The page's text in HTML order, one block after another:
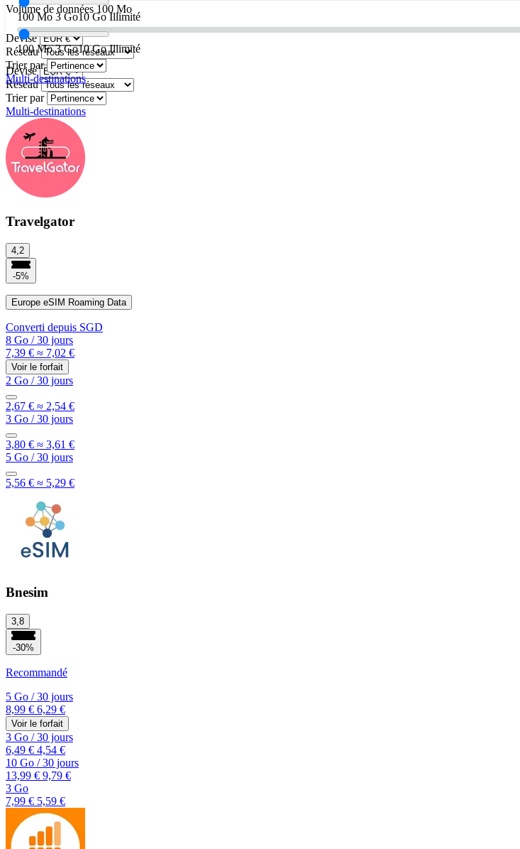
100 Mo 3 Go10 Go Illimité
Devise
Réseau
Trier par
Multi-destinations
Volume de données 100 Mo
100 Mo 3 Go10 Go Illimité
Devise
Réseau
Trier par
Multi-destinations
Travelgator
4,2
-5%
Europe eSIM Roaming Data
Converti depuis SGD
8 Go /30 jours
7,39 € ≈ 7,02 €
Voir le forfait
2 Go /30 jours
2,67 € ≈ 2,54 €
3 Go /30 jours
3,80 € ≈ 3,61 €
5 Go /30 jours
5,56 € ≈ 5,29 €
Bnesim
3,8
-30%
Recommandé
5 Go /30 jours
8,99 € 6,29 €
Voir le forfait
3 Go /30 jours
6,49 € 4,54 €
10 Go /30 jours
13,99 € 9,79 €
3 Go
7,99 € 5,59 €